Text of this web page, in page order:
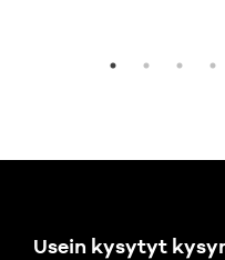
Usein kysytyt